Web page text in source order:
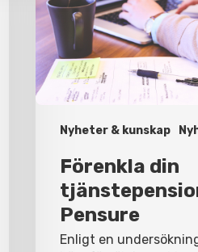
Nyheter & kunskap
Förenkla din
Pensure
Enligt en